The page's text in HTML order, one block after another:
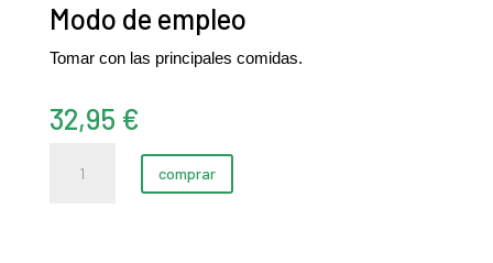
Modo de empleo
Tomar con las principales comidas.
32,95 €
comprar